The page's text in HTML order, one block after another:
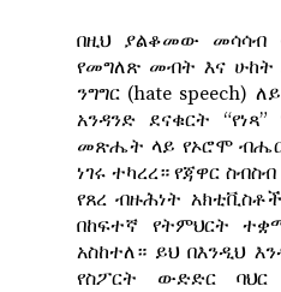
በዚህ ያልቆመው መሳሳብ
የመግለጽ መብት እና ሁከት
ንግግር (hate speech)
አንዳንድ ደናቁርት
መጽሔት ላይ የኦሮሞ
ነገሩ ተካረረ። የጃዋር
የጸረ ብዙሕነት
በከፍተኛ የትምህርት
አስከተለ። ይህ በእንዲህ
የስፖርት ውድድር